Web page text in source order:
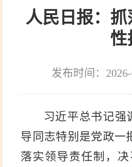
人民日报：
性
发布时间：
习近平总书记强
导同志特别是党政一
落实领导责任制，